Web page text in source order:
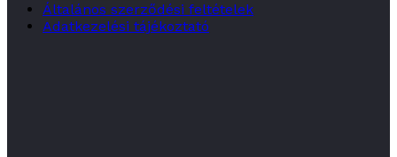
Általános szerződési feltételek
Adatkezelési tájékoztató